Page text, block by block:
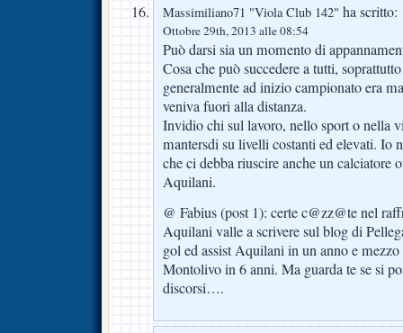
Massimiliano71 "Viola Club 142" ha scritto:
Ottobre 29th, 2013 alle 08:54
Può darsi sia un momento di
Cosa che può succedere a tutti,
generalmente ad inizio campionato era
veniva fuori alla distanza.
Invidio chi sul lavoro, nello sport o nella
mantersdi su livelli costanti ed elevati. Io
che ci debba riuscire anche un calciatore
Aquilani.
@ Fabius (post 1): certe c@zz@te nel
Aquilani valle a scrivere sul blog di
gol ed assist Aquilani in un anno e
Montolivo in 6 anni. Ma guarda te se si
discorsi….